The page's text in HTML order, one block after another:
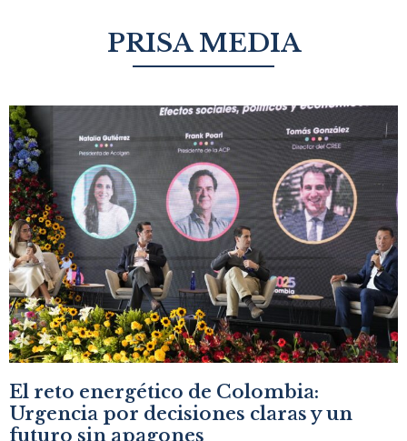
PRISA MEDIA
El reto energético de Colombia:
Urgencia por decisiones claras y un
futuro sin apagones